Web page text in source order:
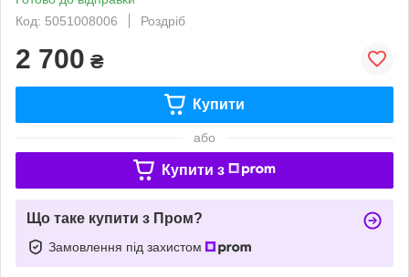
Код: 5051008006
Роздріб
2 700 ₴
Купити
або
Купити з
Що таке купити з Пром?
Замовлення під захистом